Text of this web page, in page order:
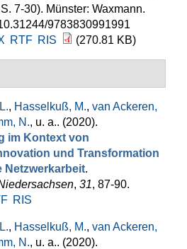
7-30). Münster: Waxmann.
9783830991991
RTF RIS (270.81 KB)
, Hasselkuß, M., van Ackeren,
N., u. a.. (2020).
im Kontext von
und Transformation
.
, 31, 87-90.
RIS
, Hasselkuß, M., van Ackeren,
N., u. a.. (2020).